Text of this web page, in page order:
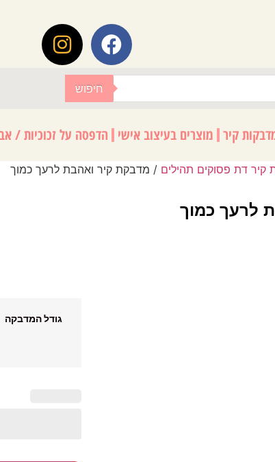
חיפוש
קיר מוצרים בעיצוב אישי הדפסה על זכוכיות /
קיר דת פסוקים תהילים / מדבקת קיר ואהבת לרעך כמוך
לרעך כמוך
גודל המדבקה